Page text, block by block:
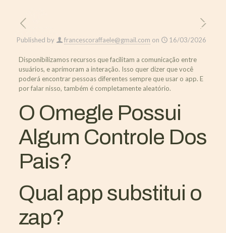
Published by francescoraffaele@gmail.com on 16/03/2026
Disponibilizamos recursos que facilitam a comunicação entre
usuários, e aprimoram a interação. Isso quer dizer que você
poderá encontrar pessoas diferentes sempre que usar o app. E
por falar nisso, também é completamente aleatório.
O Omegle Possui
Algum Controle Dos
Pais?
Qual app substitui o
zap?